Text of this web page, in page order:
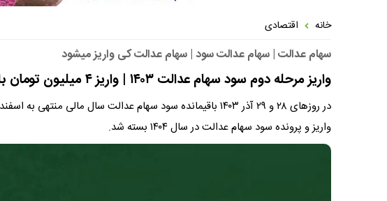
خانه اقتصادی
سهام عدالت | سهام عدالت سود | سهام عدالت کی واریز میشود
واریز مرحله دوم سود سهام عدالت ۱۴۰۳ | واریز ۴ میلیون تومان بابت سود سهام عدالت
واریز و پرونده سود سهام عدالت در سال ۱۴۰۴ بسته شد.